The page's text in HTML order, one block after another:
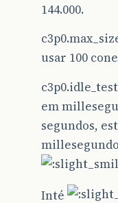
144.000.
usar 100
em
segundos,
Inté